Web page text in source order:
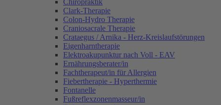
Chiropraktik
Clark-Therapie
Colon-Hydro Therapie
Craniosacrale Therapie
Crataegus / Arnika - Herz-Kreislaufstörungen
Eigenharntherapie
Elektroakupunktur nach Voll - EAV
Ernährungsberater/in
Fachtherapeut/in für Allergien
Fiebertherapie - Hyperthermie
Fontanelle
Fußreflexzonenmasseur/in